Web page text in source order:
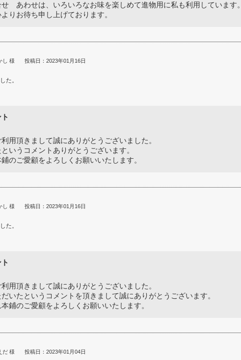
あわせは、いろいろなお味を楽しめて進物用に私も利用しています。
りお待ち申し上げております。
し 様 投稿日：2023年01月16日
た。
用頂きまして誠にありがとうございました。
いうコメントありがとうございます。
のご愛顧をよろしくお願いいたします。
し 様 投稿日：2023年01月16日
た。
用頂きまして誠にありがとうございました。
いたというコメントを頂きまして誠にありがとうございます。
鋪のご愛顧をよろしくお願いいたします。
だ 様 投稿日：2023年01月04日